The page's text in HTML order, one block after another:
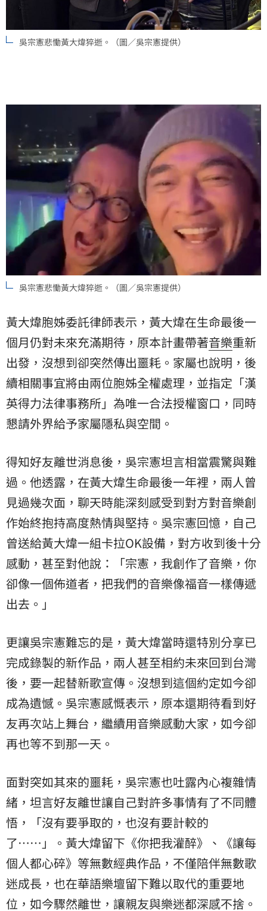
吳宗憲悲慟黃大煒猝逝。（圖／吳宗憲提供）
吳宗憲悲慟黃大煒猝逝。（圖／吳宗憲提供）
黃大煒胞姊委託律師表示，黃大煒在生命最後一
個月仍對未來充滿期待，原本計畫帶著音樂重新
出發，沒想到卻突然傳出噩耗。家屬也說明，後
續相關事宜將由兩位胞姊全權處理，並指定「漢
英得力法律事務所」為唯一合法授權窗口，同時
懇請外界給予家屬隱私與空間。
得知好友離世消息後，吳宗憲坦言相當震驚與難
過。他透露，在黃大煒生命最後一年裡，兩人曾
見過幾次面，聊天時能深刻感受到對方對音樂創
作始終抱持高度熱情與堅持。吳宗憲回憶，自己
曾送給黃大煒一組卡拉OK設備，對方收到後十分
感動，甚至對他說：「宗憲，我創作了音樂，你
卻像一個佈道者，把我們的音樂像福音一樣傳遞
出去。」
更讓吳宗憲難忘的是，黃大煒當時還特別分享已
完成錄製的新作品，兩人甚至相約未來回到台灣
後，要一起替新歌宣傳。沒想到這個約定如今卻
成為遺憾。吳宗憲感慨表示，原本還期待看到好
友再次站上舞台，繼續用音樂感動大家，如今卻
再也等不到那一天。
面對突如其來的噩耗，吳宗憲也吐露內心複雜情
緒，坦言好友離世讓自己對許多事情有了不同體
悟，「沒有要爭取的，也沒有要計較的
了⋯⋯」。黃大煒留下《你把我灌醉》、《讓每
個人都心碎》等無數經典作品，不僅陪伴無數歌
迷成長，也在華語樂壇留下難以取代的重要地
位，如今驟然離世，讓親友與樂迷都深感不捨。